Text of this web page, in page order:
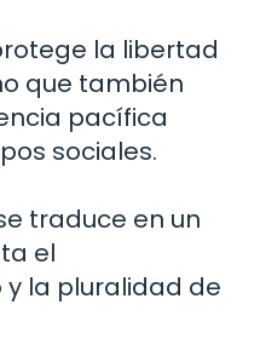
la libertad
que también
pacífica
sociales.
traduce en un
el
la pluralidad de